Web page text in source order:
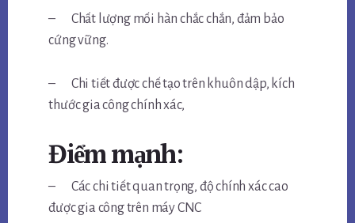
– Chất lượng mối hàn chắc chắn, đảm bảo
cứng vững.
– Chi tiết được chế tạo trên khuôn dập, kích
thước gia công chính xác,
Điểm mạnh:
– Các chi tiết quan trọng, độ chính xác cao
được gia công trên máy CNC